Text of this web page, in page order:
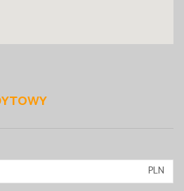
PLN